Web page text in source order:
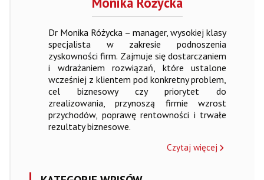
Dr Monika Różycka – manager, wysokiej klasy
specjalista w zakresie podnoszenia
zyskowności firm. Zajmuje się dostarczaniem
i wdrażaniem rozwiązań, które ustalone
wcześniej z klientem pod konkretny problem,
cel biznesowy czy priorytet do
zrealizowania, przynoszą firmie wzrost
przychodów, poprawę rentowności i trwałe
rezultaty biznesowe.
Czytaj więcej